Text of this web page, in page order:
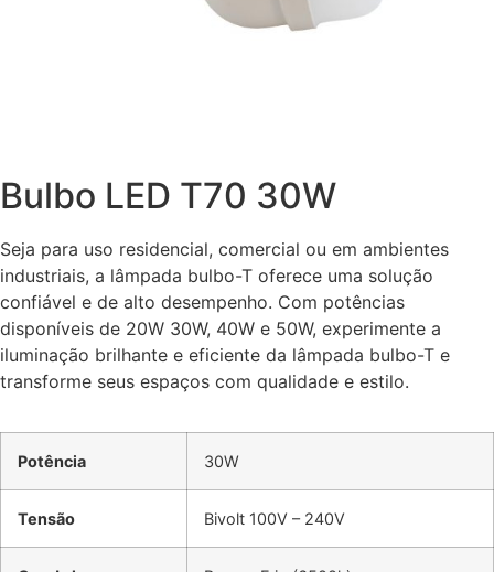
Bulbo LED T70 30W
Seja para uso residencial, comercial ou em ambientes
industriais, a lâmpada bulbo-T oferece uma solução
confiável e de alto desempenho. Com potências
disponíveis de 20W 30W, 40W e 50W, experimente a
iluminação brilhante e eficiente da lâmpada bulbo-T e
transforme seus espaços com qualidade e estilo.
Potência 30W
Tensão Bivolt 100V – 240V